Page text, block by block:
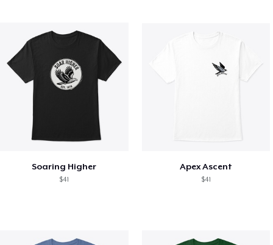
Soaring Higher
$41
Apex Ascent
$41